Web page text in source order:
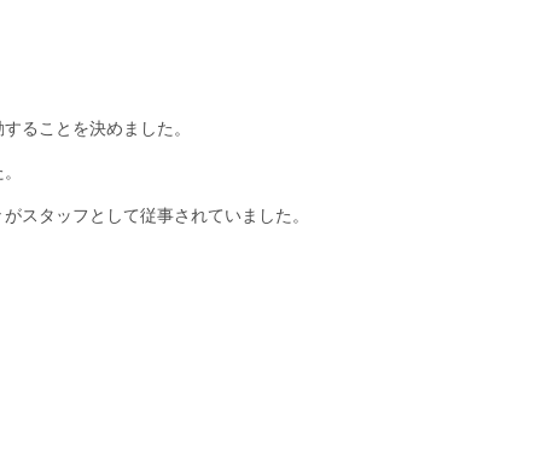
ることを決めました。
スタッフとして従事されていました。